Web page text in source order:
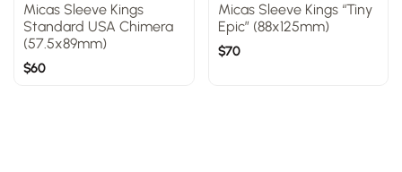
Micas Sleeve Kings
Standard USA Chimera
(57.5x89mm)
$60
Micas Sleeve Kings “Tiny
Epic” (88x125mm)
$70